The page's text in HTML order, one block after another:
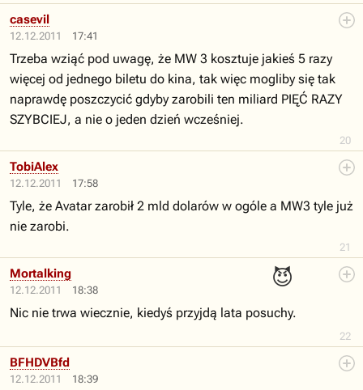
12.12.2011 17:41
20
casevil
Trzeba wziąć pod uwagę, że MW 3 kosztuje jakieś 5 razy
więcej od jednego biletu do kina, tak więc mogliby się tak
naprawdę poszczycić gdyby zarobili ten miliard PIĘĆ RAZY
SZYBCIEJ, a nie o jeden dzień wcześniej.
12.12.2011 17:58
21
TobiAlex
Tyle, że Avatar zarobił 2 mld dolarów w ogóle a MW3 tyle już
nie zarobi.
12.12.2011 18:38
😈
22
Mortalking
Nic nie trwa wiecznie, kiedyś przyjdą lata posuchy.
12.12.2011 18:39
BFHDVBfd